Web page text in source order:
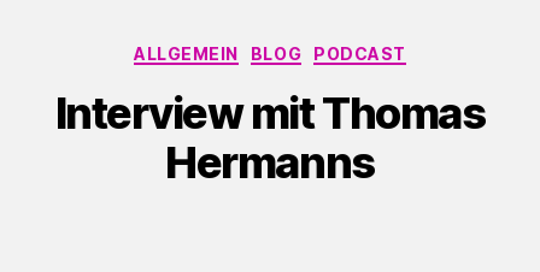
Kategorien
ALLGEMEIN BLOG PODCAST
Interview mit Thomas
Hermanns